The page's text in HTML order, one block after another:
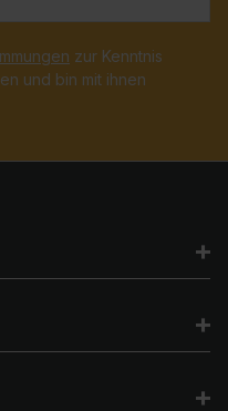
zur Kenntnis
und bin mit ihnen